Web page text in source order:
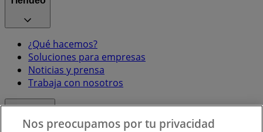
¿Qué hacemos?
Soluciones para empresas
Noticias y prensa
Trabaja con nosotros
Nos preocupamos por tu privacidad